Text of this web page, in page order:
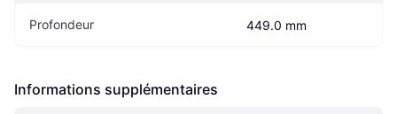
Profondeur 449.0 mm
Informations supplémentaires